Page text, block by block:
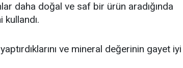
daha doğal ve saf bir ürün aradığında
ve mineral değerinin gayet iyi